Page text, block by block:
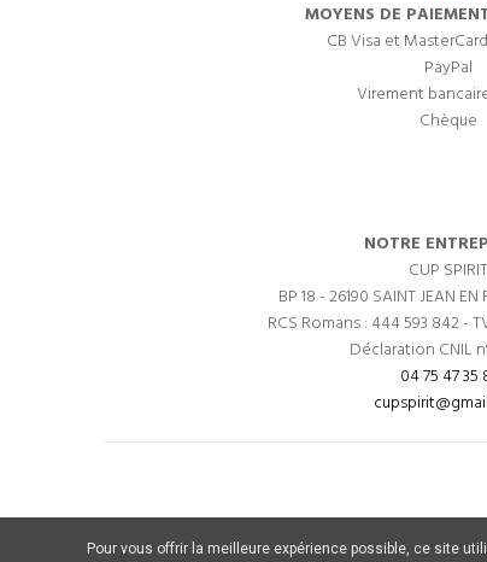
MOYENS DE
CB Visa et
PayPal
Virement
Chèque
NOTRE
CUP SPIRIT
BP 18 - 26190 SAINT JEAN
RCS Romans : 444 593 842 -
Déclaration CNIL
04 75 47 35
Pour vous offrir la meilleure expérience possible, ce site